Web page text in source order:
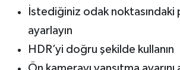
İstediğiniz odak noktasındaki
ayarlayın
HDR’yi doğru şekilde kullanın